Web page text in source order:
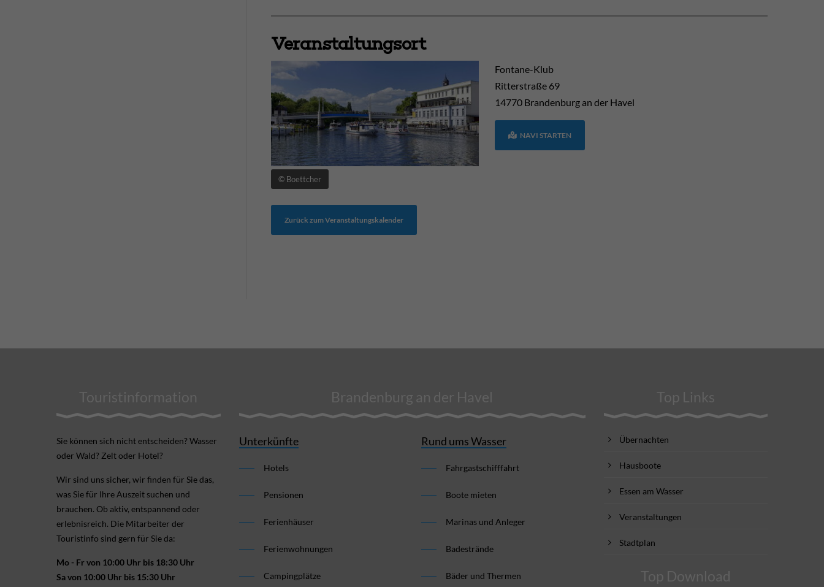
Veranstaltungsort
© Boettcher
Fontane-Klub
Ritterstraße 69
14770 Brandenburg an der Havel
NAVI STARTEN
Zurück zum Veranstaltungskalender
Touristinformation
Sie können sich nicht ent­scheiden? Wasser
oder Wald? Zelt oder Hotel?
Wir sind uns sicher, wir finden für Sie das,
was Sie für Ihre Aus­zeit suchen und
brauchen. Ob aktiv, ent­spannend oder
erlebnis­reich. Die Mitarbeiter der
Touristinfo sind gern für Sie da:
Mo - Fr von 10:00 Uhr bis 18:30 Uhr
Sa von 10:00 Uhr bis 15:30 Uhr
Brandenburg an der Havel
Unterkünfte
Hotels
Pensionen
Ferienhäuser
Ferienwohnungen
Campingplätze
Rund ums Wasser
Fahrgastschifffahrt
Boote mieten
Marinas und Anleger
Badestrände
Bäder und Thermen
Top Links
Übernachten
Hausboote
Essen am Wasser
Veranstaltungen
Stadtplan
Top Download